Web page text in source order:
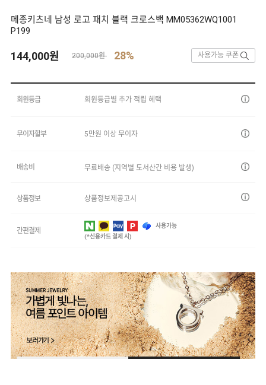
메종키츠네 남성 로고 패치 블랙 크로스백 MM05362WQ1001
P199
144,000원 200,000원 28% 사용가능 쿠폰
회원등급 회원등급별 추가 적립 혜택
무이자할부 5만원 이상 무이자
배송비 무료배송 (지역별 도서산간 비용 발생)
상품정보 상품정보제공고시
간편결제
사용가능
(*신용카드 결제 시)